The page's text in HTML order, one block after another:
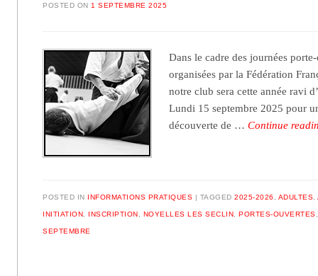
POSTED ON 1 SEPTEMBRE 2025
Dans le cadre des journées
organisées par la Fédération
notre club sera cette année ravi
Lundi 15 septembre 2025 pour
découverte de …Continue
POSTED IN INFORMATIONS PRATIQUES TAGGED2025-2026 , ADULTES,
INITIATION, INSCRIPTION, NOYELLES LES SECLIN,PORTES-OUVERTES
SEPTEMBRE